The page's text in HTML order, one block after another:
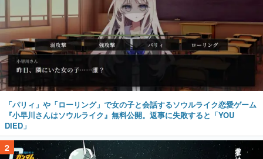
「パリィ」や「ローリング」で女の子と会話するソウルライク恋愛ゲーム
『小早川さんはソウルライク』無料公開。返事に失敗すると「YOU
DIED」
2